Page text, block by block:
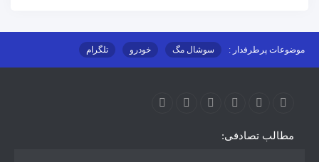
موضوعات پرطرفدار : سوشال مگ خودرو تلگرام
مطالب تصادفی: